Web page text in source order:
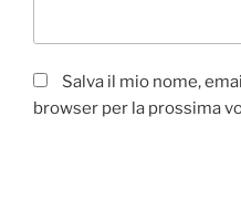
Salva il mio nome,
browser per la prossima